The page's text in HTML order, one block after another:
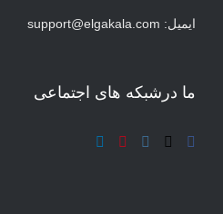
ایمیل: support@elgakala.com
ما درشبکه های اجتماعی